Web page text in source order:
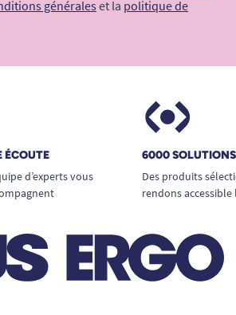
généraleset la politique de
ÉCOUTE
d’experts vous
6000
Des produits
rendons